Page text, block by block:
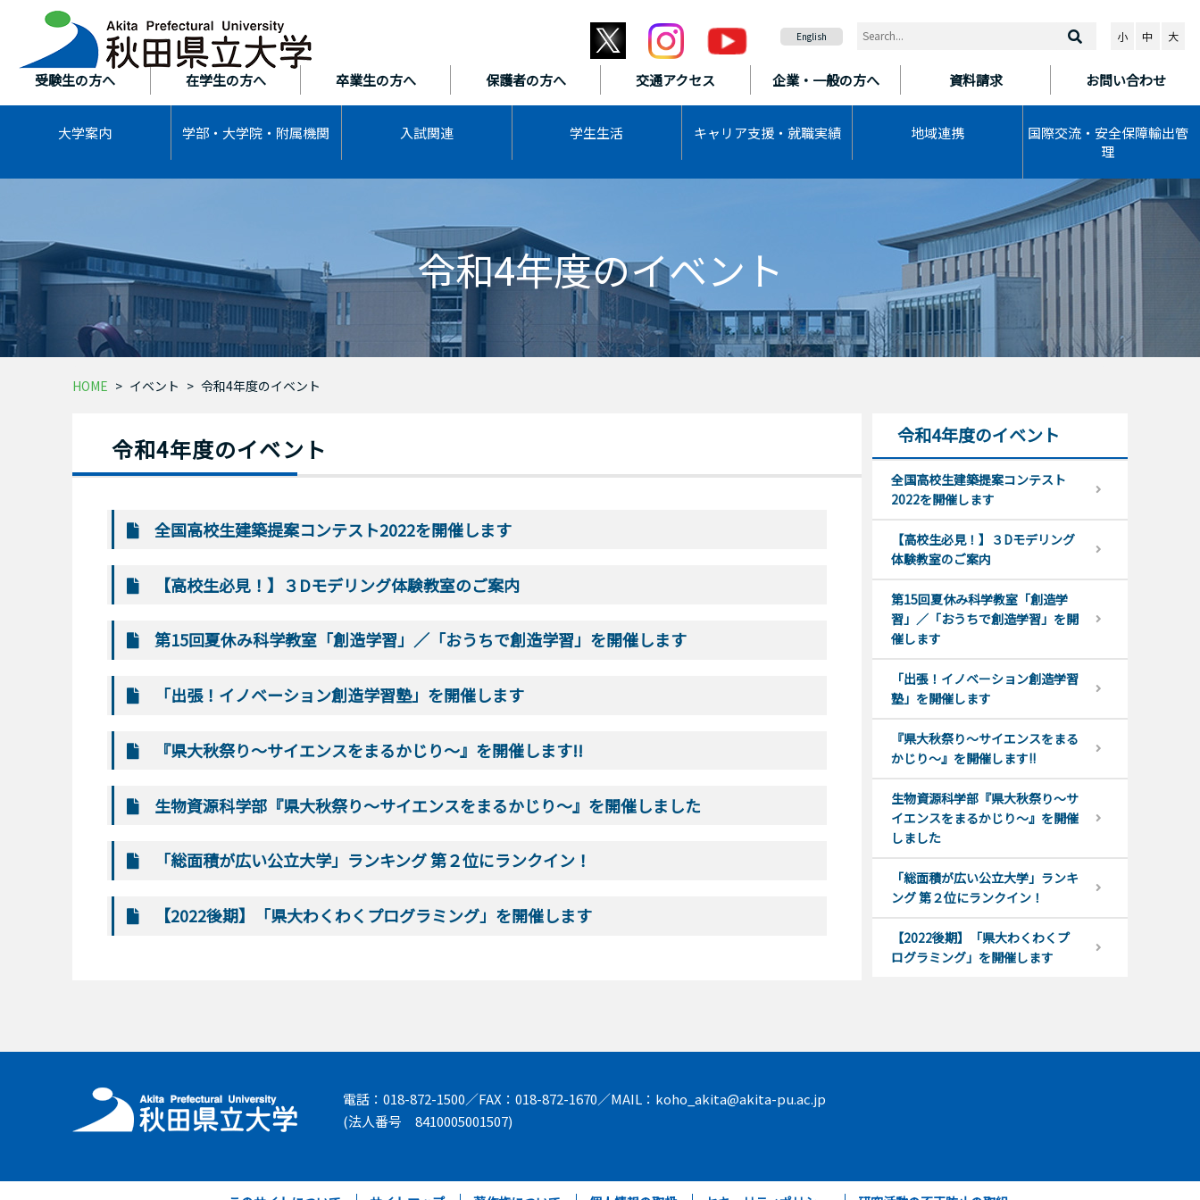
受験生の方へ 在学生の方へ 卒業生の方へ 保護者の方へ 交通アクセス 企業・一般の方へ 資料請求 お問い合わせ
大学案内 学部・大学院・ 附属機関 入試関連 学生生活 キャリア支援・ 就職実績 地域連携
国際交流・安全保障輸出管
理
English 小 中 大
令和4年度のイベント
HOME イベント 令和4年度のイベント
令和4年度のイベント
全国高校生建築提案コンテスト2022を開催します
【高校生必見！】３Dモデリング体験教室のご案内
第15回夏休み科学教室「創造学習」／「おうちで創造学習」を開催します
「出張！イノベーション創造学習塾」を開催します
『県大秋祭り～サイエンスをまるかじり～』を開催します!!
生物資源科学部『県大秋祭り～サイエンスをまるかじり～』を開催しました
「総面積が広い公立大学」ランキング 第２位にランクイン！
【2022後期】「県大わくわくプログラミング」を開催します
令和4年度のイベント
全国高校生建築提案コンテスト
2022を開催します
【高校生必見！】３Dモデリング
体験教室のご案内
第15回夏休み科学教室「創造学
習」／「おうちで創造学習」を開
催します
「出張！イノベーション創造学習
塾」を開催します
『県大秋祭り～サイエンスをまる
かじり～』を開催します!!
生物資源科学部『県大秋祭り～サ
イエンスをまるかじり～』を開催
しました
「総面積が広い公立大学」ランキ
ング 第２位にランクイン！
【2022後期】「県大わくわくプ
ログラミング」を開催します
電話：018-872-1500／FAX：018-872-1670／MAIL：koho_akita@akita-pu.ac.jp
(法人番号 8410005001507)